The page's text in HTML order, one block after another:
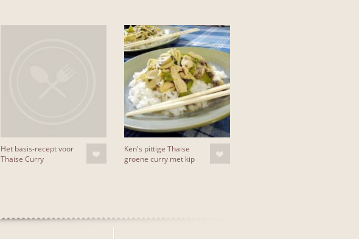
Het basis-recept voor
Thaise Curry
Ken's pittige Thaise
groene curry met kip